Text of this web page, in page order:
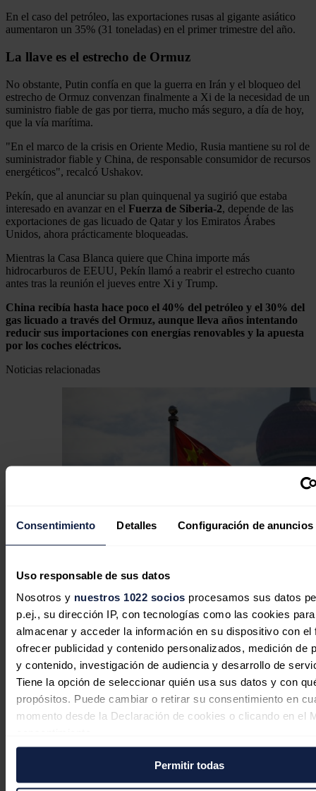
Consentimiento Detalles Configuración de anuncios
Uso responsable de sus datos
Nosotros y nuestros 1022 socios procesamos sus datos
p.ej., su dirección IP, con tecnologías como las cookies para
almacenar y acceder la información en su dispositivo con el
ofrecer publicidad y contenido personalizados, medición de
y contenido, investigación de audiencia y desarrollo de
Tiene la opción de seleccionar quién usa sus datos y con
propósitos. Puede cambiar o retirar su consentimiento en
momento desde la Declaración de cookies o clicando en el
Si lo permite, también quisiéramos:
Recopilar información sobre su ubicación geográfica
Permitir todas
En el caso del petróleo, las exportaciones rusas al gigante asiático
aumentaron un 35% (31 toneladas) en el primer trimestre del año.
La llave es el estrecho de Ormuz
No obstante, Putin confía en que la guerra en Irán y el bloqueo del
estrecho de Ormuz convenzan finalmente a Xi de la necesidad de un
suministro fiable de gas por tierra, mucho más seguro, a día de hoy,
que la vía marítima.
"En el marco de la crisis en Oriente Medio, Rusia mantiene su rol de
suministrador fiable y China, de responsable consumidor de recursos
energéticos", recalcó Ushakov.
Pekín, que al anunciar su plan quinquenal ya sugirió que estaba
interesado en avanzar en el Fuerza de Siberia-2, depende de las
exportaciones de gas licuado de Qatar y los Emiratos Árabes
Unidos, ahora prácticamente bloqueadas.
Mientras la Casa Blanca quiere que China importe más
hidrocarburos de EEUU, Pekín llamó a reabrir el estrecho cuanto
antes tras la reunión el jueves entre Xi y Trump.
China recibía hasta hace poco el 40% del petróleo y el 30% del
gas licuado a través del Ormuz, aunque lleva años intentando
reducir sus importaciones con energías renovables y la apuesta
por los coches eléctricos.
Noticias relacionadas
China busca el pico de emisiones
industriales antes de 2030 con nuevo
plan quinquenal verde
Jaime Santisteban